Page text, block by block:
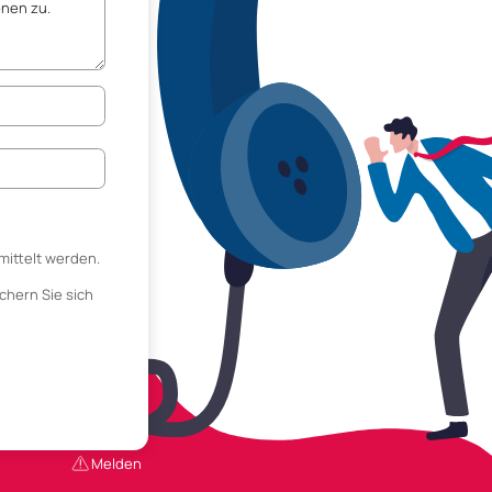
werden.
Sie sich
Melden